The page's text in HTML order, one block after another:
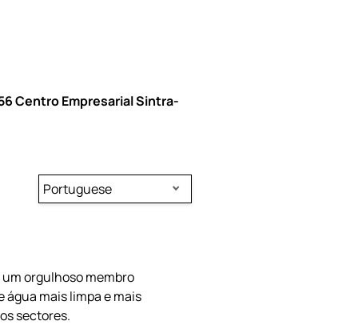
Centro Empresarial Sintra-
Portuguese
um orgulhoso membro
mais limpa e mais
sectores.